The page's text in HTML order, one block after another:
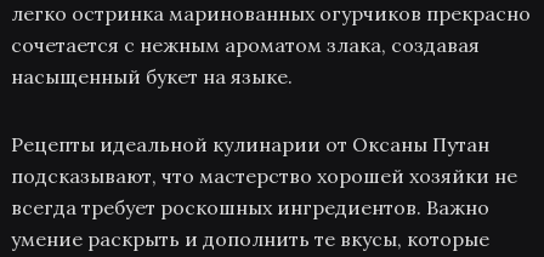
легко остринка маринованных огурчиков прекрасно
сочетается с нежным ароматом злака, создавая
насыщенный букет на языке.
Рецепты идеальной кулинарии от Оксаны Путан
подсказывают, что мастерство хорошей хозяйки не
всегда требует роскошных ингредиентов. Важно
умение раскрыть и дополнить те вкусы, которые